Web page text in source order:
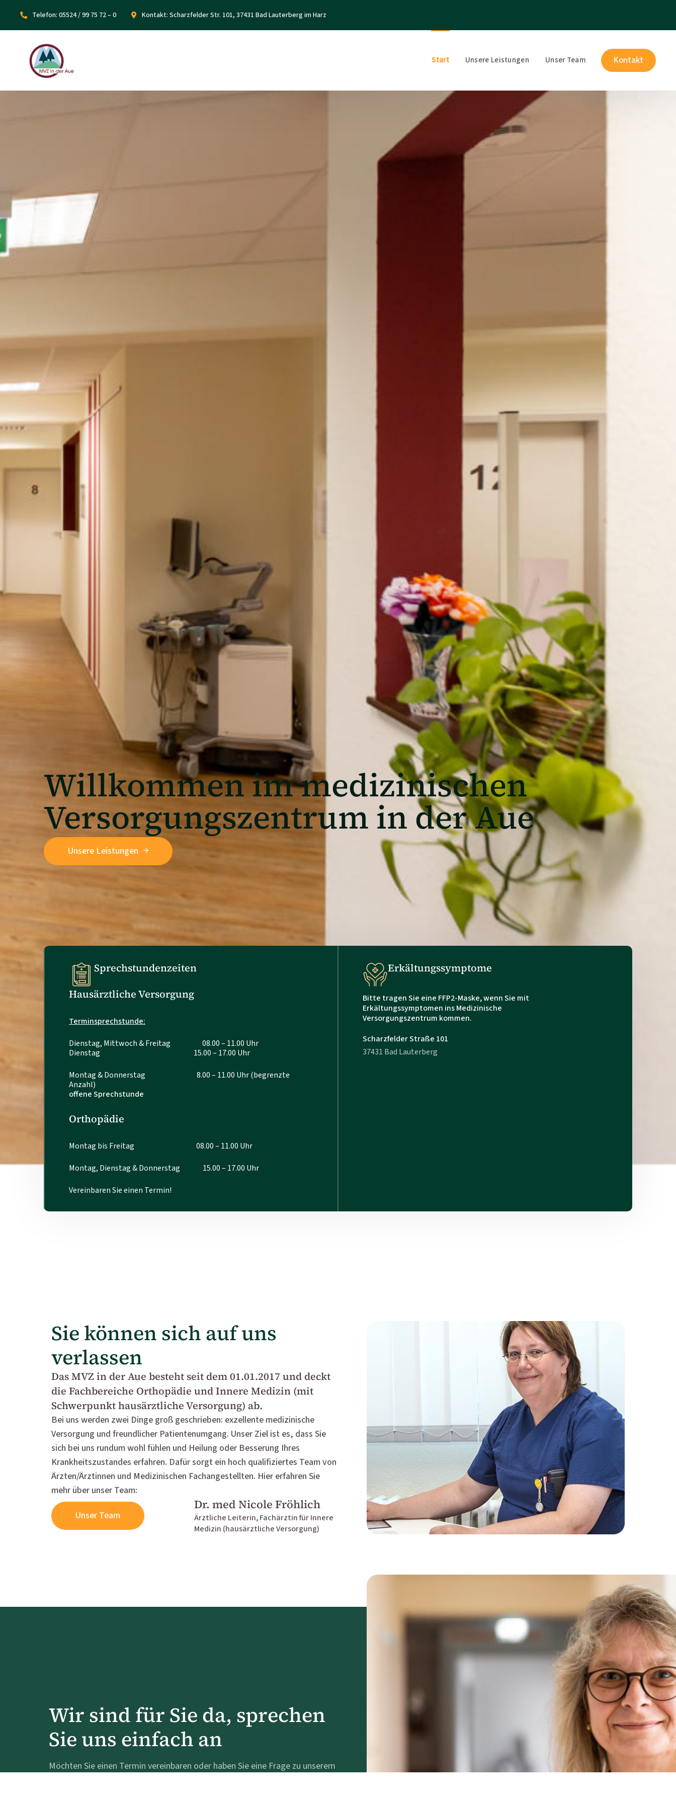
Telefon: 05524 / 99 75 72 – 0 Kontakt: Scharzfelder Str. 101, 37431 Bad Lauterberg im Harz
Start Unsere Leistungen Unser Team Kontakt
Willkommen im medizinischen
Versorgungszentrum in der Aue
Unsere Leistungen
Sprechstundenzeiten
Hausärztliche Versorgung
Terminsprechstunde:
Dienstag, Mittwoch & Freitag 08.00 – 11.00 Uhr
Dienstag 15.00 – 17.00 Uhr
Montag & Donnerstag 8.00 – 11.00 Uhr (begrenzte
Anzahl)
offene Sprechstunde
Orthopädie
Montag bis Freitag 08.00 – 11.00 Uhr
Montag, Dienstag & Donnerstag 15.00 – 17.00 Uhr
Vereinbaren Sie einen Termin!
Erkältungssymptome
Bitte tragen Sie eine FFP2-Maske, wenn Sie mit
Erkältungssymptomen ins Medizinische
Versorgungszentrum kommen.
Scharzfelder Straße 101
37431 Bad Lauterberg
Sie können sich auf uns
verlassen
Das MVZ in der Aue besteht seit dem 01.01.2017 und deckt
die Fachbereiche Orthopädie und Innere Medizin (mit
Schwerpunkt hausärztliche Versorgung) ab.
Bei uns werden zwei Dinge groß geschrieben: exzellente medizinische
Versorgung und freundlicher Patientenumgang. Unser Ziel ist es, dass Sie
sich bei uns rundum wohl fühlen und Heilung oder Besserung Ihres
Krankheitszustandes erfahren. Dafür sorgt ein hoch qualifiziertes Team von
Ärzten/Ärztinnen und Medizinischen Fachangestellten. Hier erfahren Sie
mehr über unser Team:
Unser Team
Dr. med Nicole Fröhlich
Ärztliche Leiterin, Fachärztin für Innere
Medizin (hausärztliche Versorgung)
Wir sind für Sie da, sprechen
Sie uns einfach an
Möchten Sie einen Termin vereinbaren oder haben Sie eine Frage zu unserem